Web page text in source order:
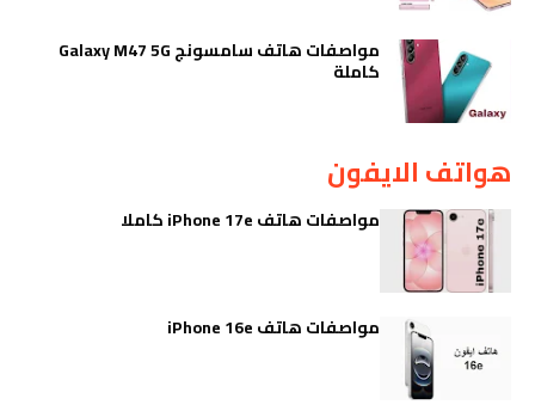
مواصفات هاتف سامسونج Galaxy M47 5G
كاملة
هواتف الايفون
مواصفات هاتف iPhone 17e كاملا
مواصفات هاتف iPhone 16e